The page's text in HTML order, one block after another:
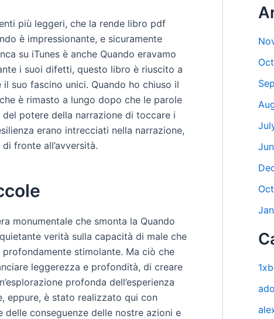
più leggeri, che la rende libro pdf
è impressionante, e sicuramente
su iTunes è anche Quando eravamo
i suoi difetti, questo libro è riuscito a
suo fascino unici. Quando ho chiuso il
è rimasto a lungo dopo che le parole
potere della narrazione di toccare i
erano intrecciati nella narrazione,
fronte all’avversità.
monumentale che smonta la Quando
verità sulla capacità di male che
stimolante. Ma ciò che
leggerezza e profondità, di creare
profonda dell’esperienza
eppure, è stato realizzato qui con
delle conseguenze delle nostre azioni e